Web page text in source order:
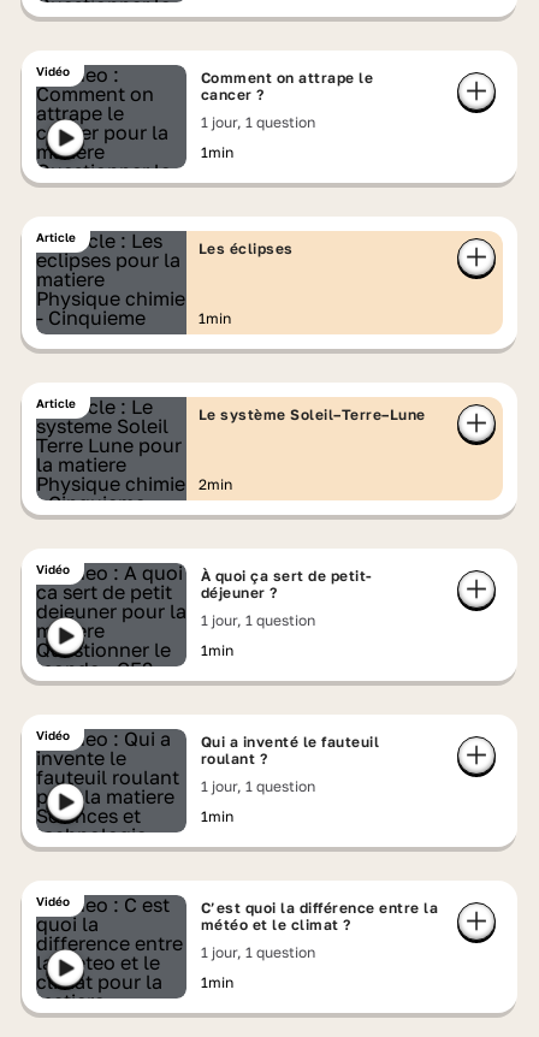
Vidéo
Comment on attrape le
cancer ?
1 jour, 1 question
1min
Article
Les éclipses
1min
Article
Le système Soleil–Terre–Lune
2min
Vidéo
À quoi ça sert de petit-
déjeuner ?
1 jour, 1 question
1min
Vidéo
Qui a inventé le fauteuil
roulant ?
1 jour, 1 question
1min
Vidéo
C’est quoi la différence entre la
météo et le climat ?
1 jour, 1 question
1min